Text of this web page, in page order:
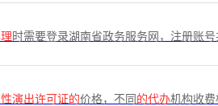
时需要登录湖南省政务服务网，注册账
演出许可证的价格，不同 的代办机构收费